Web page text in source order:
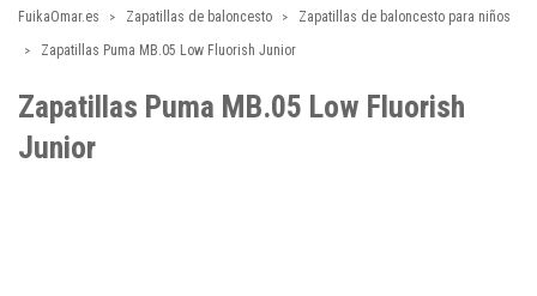
FuikaOmar.es Zapatillas de baloncesto
Zapatillas de baloncesto para niños
Zapatillas Puma MB.05 Low Fluorish Junior
Zapatillas Puma MB.05 Low Fluorish
Junior